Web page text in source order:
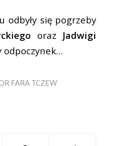
odbyły się pogrzeby
oraz Jadwigi
odpoczynek…
FARA TCZEW